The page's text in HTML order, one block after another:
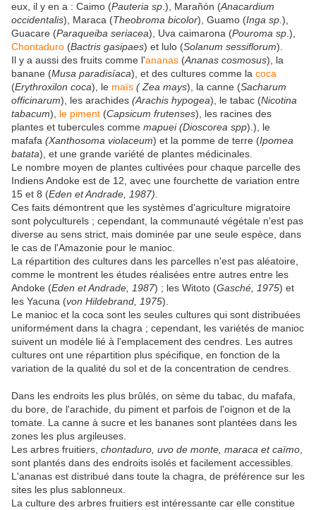
eux, il y en a : Caimo (Pauteria sp .), Marañón (Anacardium
occidentalis), Maraca (Theobroma bicolor), Guamo (Inga sp .),
Guacare (Paraqueiba seriacea), Uva caimarona (Pouroma sp .),
Chontaduro (Bactris gasipaes) et lulo (Solanum sessiflorum).
Il y a aussi des fruits comme l'ananas (Ananas cosmosus), la
banane (Musa paradisíaca), et des cultures comme la coca
(Erythroxilon coca), le maïs ( Zea mays), la canne (Sacharum
officinarum), les arachides (Arachis hypogea), le tabac (Nicotina
tabacum), le piment (Capsicum frutenses), les racines des
plantes et tubercules comme mapuei (Dioscorea spp).), le
mafafa (Xanthosoma violaceum) et la pomme de terre (Ipomea
batata), et une grande variété de plantes médicinales.
Le nombre moyen de plantes cultivées pour chaque parcelle des
Indiens Andoke est de 12, avec une fourchette de variation entre
15 et 8 (Eden et Andrade, 1987).
Ces faits démontrent que les systèmes d'agriculture migratoire
sont polyculturels ; cependant, la communauté végétale n'est pas
diverse au sens strict, mais dominée par une seule espèce, dans
le cas de l'Amazonie pour le manioc.
La répartition des cultures dans les parcelles n'est pas aléatoire,
comme le montrent les études réalisées entre autres entre les
Andoke (Eden et Andrade, 1987) ; les Witoto (Gasché, 1975) et
les Yacuna (von Hildebrand, 1975).
Le manioc et la coca sont les seules cultures qui sont distribuées
uniformément dans la chagra ; cependant, les variétés de manioc
suivent un modèle lié à l'emplacement des cendres. Les autres
cultures ont une répartition plus spécifique, en fonction de la
variation de la qualité du sol et de la concentration de cendres.
Dans les endroits les plus brûlés, on sème du tabac, du mafafa,
du bore, de l'arachide, du piment et parfois de l'oignon et de la
tomate. La canne à sucre et les bananes sont plantées dans les
zones les plus argileuses.
Les arbres fruitiers, chontaduro, uvo de monte, maraca et caïmo
sont plantés dans des endroits isolés et facilement accessibles.
L'ananas est distribué dans toute la chagra, de préférence sur les
sites les plus sablonneux.
La culture des arbres fruitiers est intéressante car elle constitue